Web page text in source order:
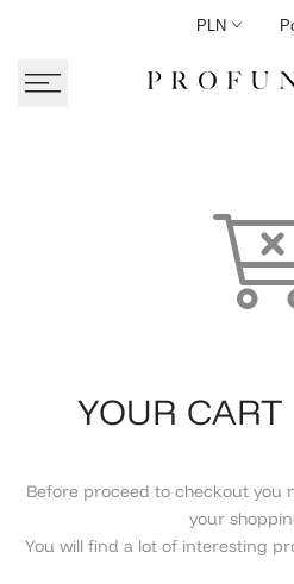
PLN
YOUR
Before proceed to checkout you
your
You will find a lot of interesting